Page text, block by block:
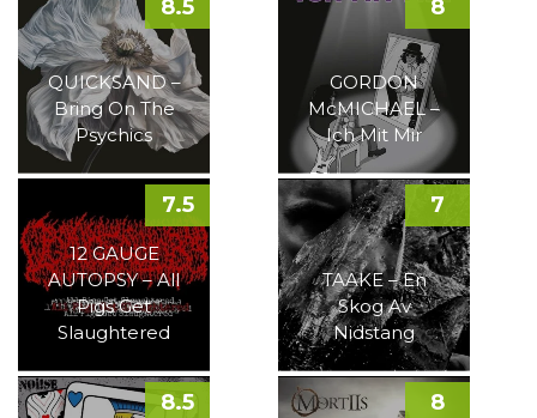
QUICKSAND –
Bring On The
Psychics
8.5
GORDON
McMICHAEL –
Ich Mit Mir
8
12 GAUGE
AUTOPSY – All
Pigs Get
Slaughtered
7.5
TAAKE – En
Skog Av
Nidstang
7
8.5 8